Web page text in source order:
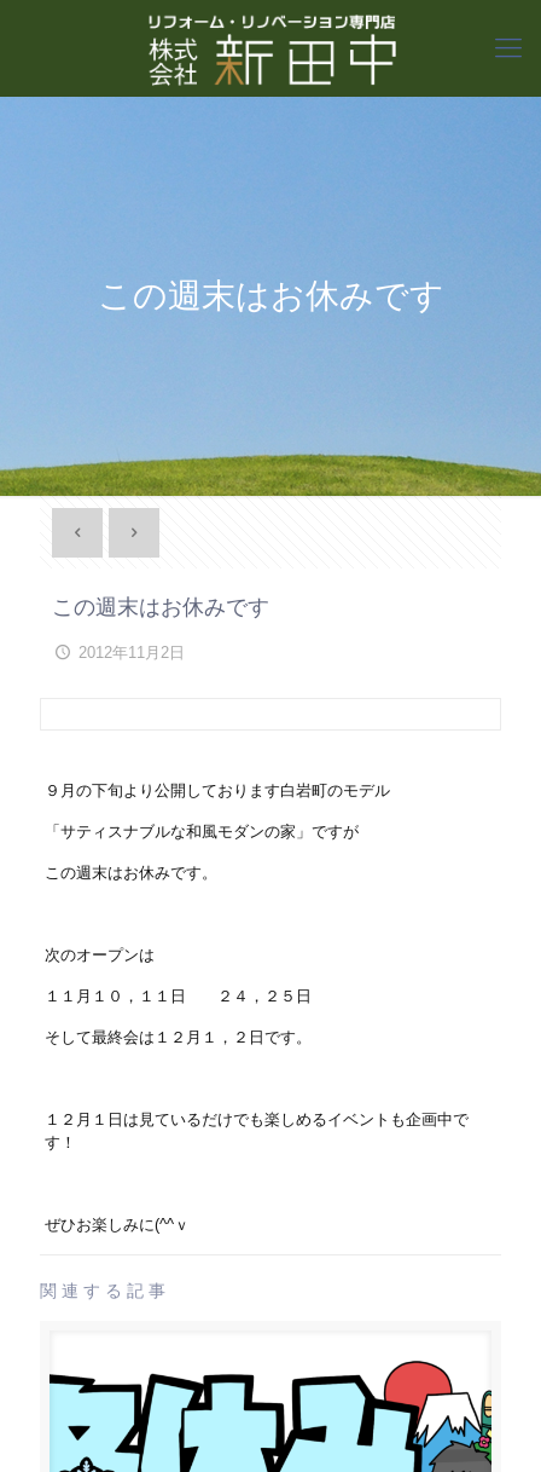
この週末はお休みです
この週末はお休みです
2012年11月2日
９月の下旬より公開しております白岩町のモデル
「サティスナブルな和風モダンの家」ですが
この週末はお休みです。
次のオープンは
１１月１０，１１日 ２４，２５日
そして最終会は１２月１，２日です。
１２月１日は見ているだけでも楽しめるイベントも企画中で
す！
ぜひお楽しみに(^^ｖ
関連する記事